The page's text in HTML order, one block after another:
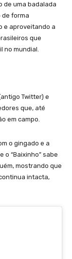
de uma badalada
forma
e aproveitando a
que
no mundial.
Twitter) e
que, até
em campo.
o gingado e a
“Baixinho” sabe
mostrando que
intacta,